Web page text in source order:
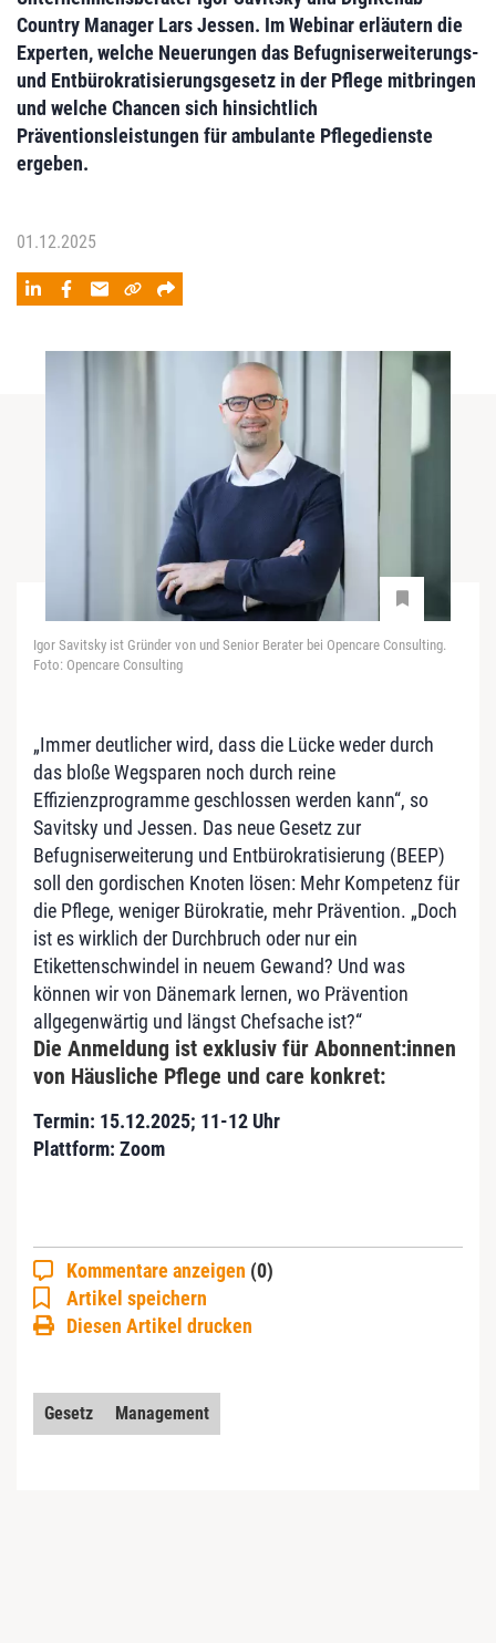
Country Manager Lars Jessen. Im Webinar erläutern die
Experten, welche Neuerungen das Befugniserweiterungs-
und Entbürokratisierungsgesetz in der Pflege mitbringen
und welche Chancen sich hinsichtlich
Präventionsleistungen für ambulante Pflegedienste
ergeben.
01.12.2025
Igor Savitsky ist Gründer von und Senior Berater bei Opencare Consulting.
Foto: Opencare Consulting
„Immer deutlicher wird, dass die Lücke weder durch
das bloße Wegsparen noch durch reine
Effizienzprogramme geschlossen werden kann“, so
Savitsky und Jessen. Das neue Gesetz zur
Befugniserweiterung und Entbürokratisierung (BEEP)
soll den gordischen Knoten lösen: Mehr Kompetenz für
die Pflege, weniger Bürokratie, mehr Prävention. „Doch
ist es wirklich der Durchbruch oder nur ein
Etikettenschwindel in neuem Gewand? Und was
können wir von Dänemark lernen, wo Prävention
allgegenwärtig und längst Chefsache ist?“
Die Anmeldung ist exklusiv für Abonnent:innen
von Häusliche Pflege und care konkret:
Termin: 15.12.2025; 11-12 Uhr
Plattform: Zoom
Kommentare anzeigen (0)
Artikel speichern
Diesen Artikel drucken
Gesetz Management